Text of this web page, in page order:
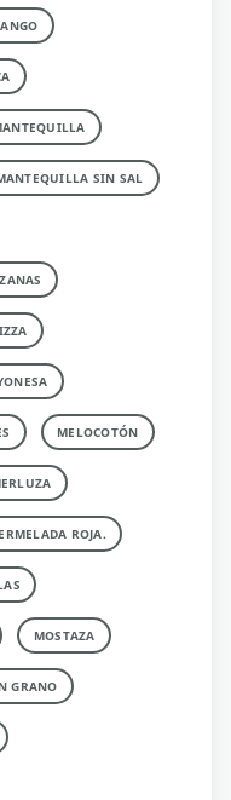
SIN SAL
MELOCOTÓN
ROJA.
MOSTAZA
GRANO